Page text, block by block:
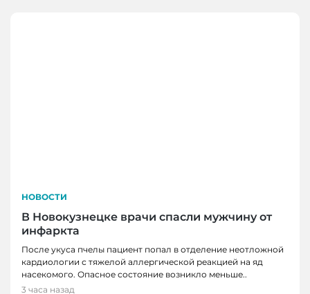
НОВОСТИ
В Новокузнецке врачи спасли мужчину от
инфаркта
После укуса пчелы пациент попал в отделение неотложной
кардиологии с тяжелой аллергической реакцией на яд
насекомого. Опасное состояние возникло меньше..
3 часа назад